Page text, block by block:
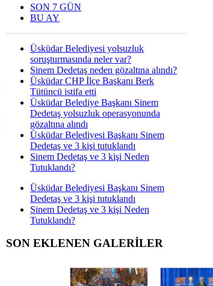
SON 7 GÜN
BU AY
Üsküdar Belediyesi yolsuzluk
soruşturmasında neler var?
Sinem Dedetaş neden gözaltına alındı?
Üsküdar CHP İlçe Başkanı Berk
Tütüncü istifa etti
Üsküdar Belediye Başkanı Sinem
Dedetaş yolsuzluk operasyonunda
gözaltına alındı
Üsküdar Belediyesi Başkanı Sinem
Dedetaş ve 3 kişi tutuklandı
Sinem Dedetaş ve 3 kişi Neden
Tutuklandı?
Üsküdar Belediyesi Başkanı Sinem
Dedetaş ve 3 kişi tutuklandı
Sinem Dedetaş ve 3 kişi Neden
Tutuklandı?
SON EKLENEN GALERİLER